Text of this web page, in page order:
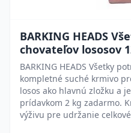
BARKING HEADS
chovateľov lososov
BARKING HEADS Všetky
kompletné suché krmivo
losos ako hlavnú zložku a
prídavkom 2 kg zadarmo.
výživu pre udržanie